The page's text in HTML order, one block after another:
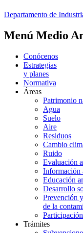
Departamento de
Menú Medio
Conócenos
Estrategias
y planes
Normativa
Áreas
Patrimonio
Agua
Suelo
Aire
Residuos
Cambio
Ruido
Evaluación
Información
Educación
Desarrollo
Prevención
de la
Trámites